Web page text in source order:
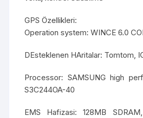
GPS Özellikleri:
Operation system: WINCE 6.0
DEsteklenen HAritalar: Tomtom,
Processor: SAMSUNG high
S3C244OA-40
EMS Hafizasi: 128MB